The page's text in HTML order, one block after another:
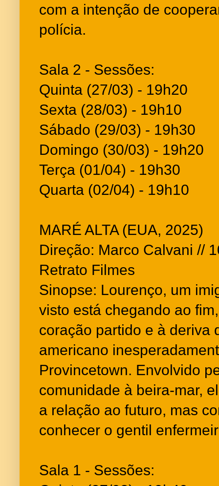
com a intenção de
polícia.
Sala 2 - Sessões:
Quinta (27/03) - 19h20
Sexta (28/03) - 19h10
Sábado (29/03) - 19h30
Domingo (30/03) - 19h20
Terça (01/04) - 19h30
Quarta (02/04) - 19h10
MARÉ ALTA (EUA, 2025)
Direção: Marco Calvani //
Retrato Filmes
Sinopse: Lourenço, um
visto está chegando ao
coração partido e à deriva
americano
Provincetown. Envolvido
comunidade à beira-mar,
a relação ao futuro, mas
conhecer o gentil
Sala 1 - Sessões: